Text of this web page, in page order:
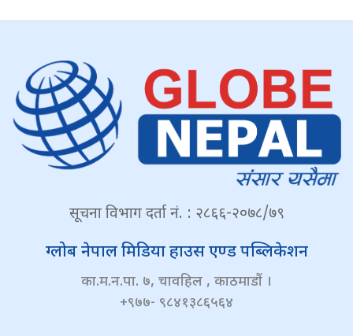
सूचना विभाग दर्ता नं. : २८६६-२०७८/७९
ग्लोब नेपाल मिडिया हाउस एण्ड पब्लिकेशन
का.म.न.पा. ७, चावहिल , काठमाडौं ।
+९७७- ९८४१३८६५६४